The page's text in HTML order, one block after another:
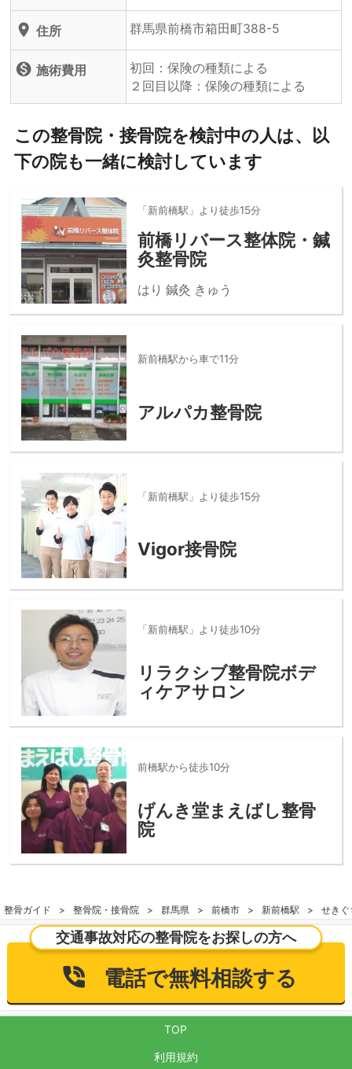
location_on 住所 群馬県前橋市箱田町388-5
monetization_on 施術費用
初回：保険の種類による
２回目以降：保険の種類による
この整骨院・接骨院を検討中の人は、以
下の院も一緒に検討しています
「新前橋駅」より徒歩15分
前橋リバース整体院・鍼
灸整骨院
はり 鍼灸 きゅう
新前橋駅から車で11分
アルパカ整骨院
「新前橋駅」より徒歩15分
Vigor接骨院
「新前橋駅」より徒歩10分
リラクシブ整骨院ボデ
ィケアサロン
前橋駅から徒歩10分
げんき堂まえばし整骨
院
整骨ガイド 整骨院・接骨院 群馬県 前橋市 新前橋駅 せきぐ
交通事故対応の整骨院をお探しの方へ
電話で無料相談する
TOP
利用規約